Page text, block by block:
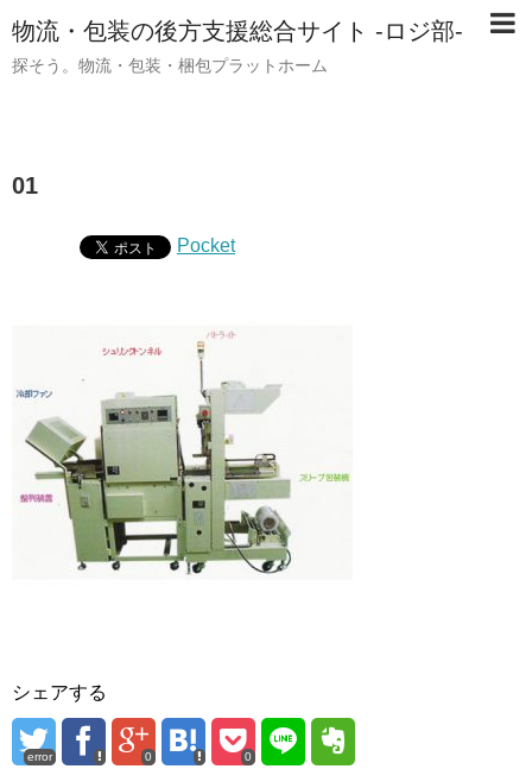
物流・包装の後方支援総合サイト -ロジ部-
探そう。物流・包装・梱包プラットホーム
01
Pocket
シェアする
error 0 0